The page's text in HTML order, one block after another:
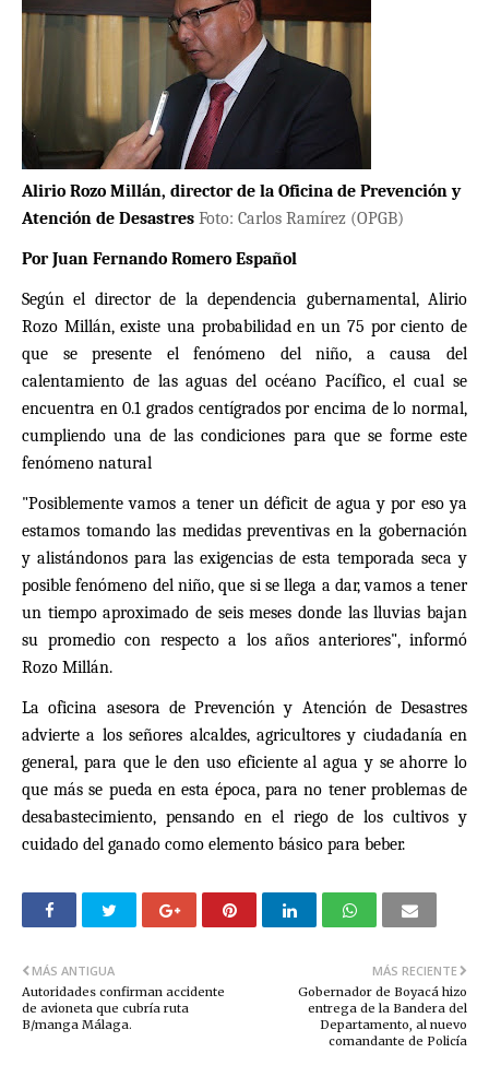
Alirio Rozo Millán, director de la Oficina de Prevención y
Atención de Desastres Foto: Carlos Ramírez (OPGB)
Por Juan Fernando Romero Español
Según el director de la dependencia gubernamental, Alirio
Rozo Millán, existe una probabilidad en un 75 por ciento de
que se presente el fenómeno del niño, a causa del
calentamiento de las aguas del océano Pacífico, el cual se
encuentra en 0.1 grados centígrados por encima de lo normal,
cumpliendo una de las condiciones para que se forme este
fenómeno natural
"Posiblemente vamos a tener un déficit de agua y por eso ya
estamos tomando las medidas preventivas en la gobernación
y alistándonos para las exigencias de esta temporada seca y
posible fenómeno del niño, que si se llega a dar, vamos a tener
un tiempo aproximado de seis meses donde las lluvias bajan
su promedio con respecto a los años anteriores", informó
Rozo Millán.
La oficina asesora de Prevención y Atención de Desastres
advierte a los señores alcaldes, agricultores y ciudadanía en
general, para que le den uso eficiente al agua y se ahorre lo
que más se pueda en esta época, para no tener problemas de
desabastecimiento, pensando en el riego de los cultivos y
cuidado del ganado como elemento básico para beber.
MÁS RECIENTE
Gobernador de Boyacá hizo
entrega de la Bandera del
Departamento, al nuevo
comandante de Policía
MÁS ANTIGUA
Autoridades confirman accidente
de avioneta que cubría ruta
B/manga Málaga.